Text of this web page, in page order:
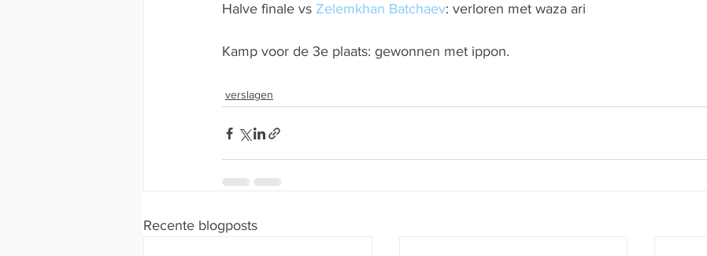
Halve finale vs Zelemkhan Batchaev: verloren met waza ari
Kamp voor de 3e plaats: gewonnen met ippon.
verslagen
Recente blogposts